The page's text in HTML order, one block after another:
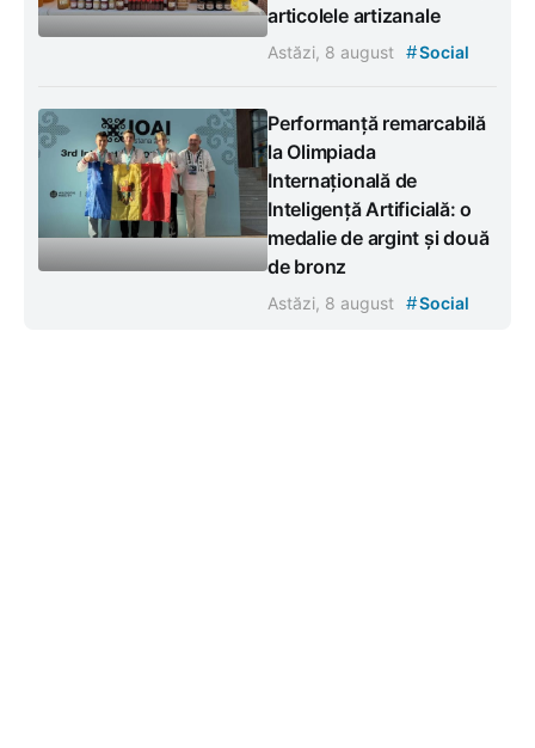
articolele artizanale
Astăzi, 8 august #Social
Performanță remarcabilă
la Olimpiada
Internațională de
Inteligență Artificială: o
medalie de argint și două
de bronz
Astăzi, 8 august #Social